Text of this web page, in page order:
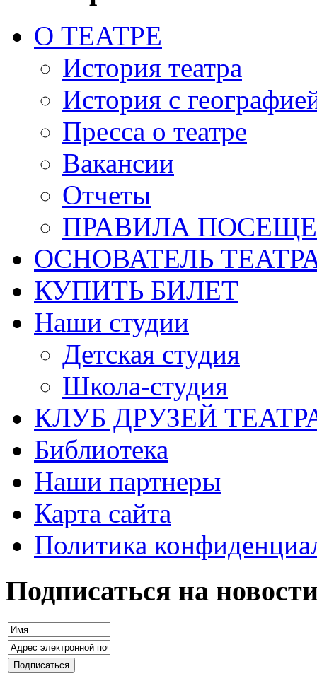
О ТЕАТРЕ
История театра
История с
Пресса о театре
Вакансии
Отчеты
ПРАВИЛА
ОСНОВАТЕЛЬ
КУПИТЬ БИЛЕТ
Наши студии
Детская студия
Школа-студия
КЛУБ ДРУЗЕЙ
Библиотека
Наши партнеры
Карта сайта
Политика
Подписаться на